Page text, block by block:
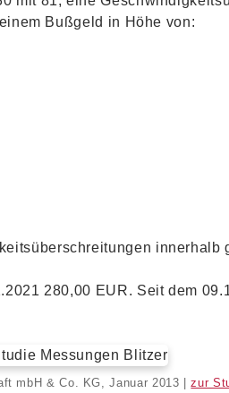
Bußgeld in Höhe von:
innerhalb
280,00 EUR. Seit dem
mbH & Co. KG, Januar 2013 |zur